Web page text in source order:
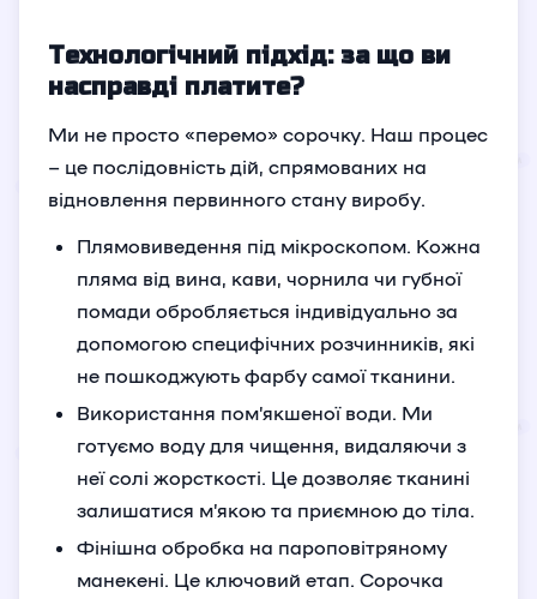
Технологічний підхід: за що ви
насправді платите?
Ми не просто «перемо» сорочку. Наш процес
– це послідовність дій, спрямованих на
відновлення первинного стану виробу.
Плямовиведення під мікроскопом. Кожна
пляма від вина, кави, чорнила чи губної
помади обробляється індивідуально за
допомогою специфічних розчинників, які
не пошкоджують фарбу самої тканини.
Використання пом’якшеної води. Ми
готуємо воду для чищення, видаляючи з
неї солі жорсткості. Це дозволяє тканині
залишатися м’якою та приємною до тіла.
Фінішна обробка на пароповітряному
манекені. Це ключовий етап. Сорочка